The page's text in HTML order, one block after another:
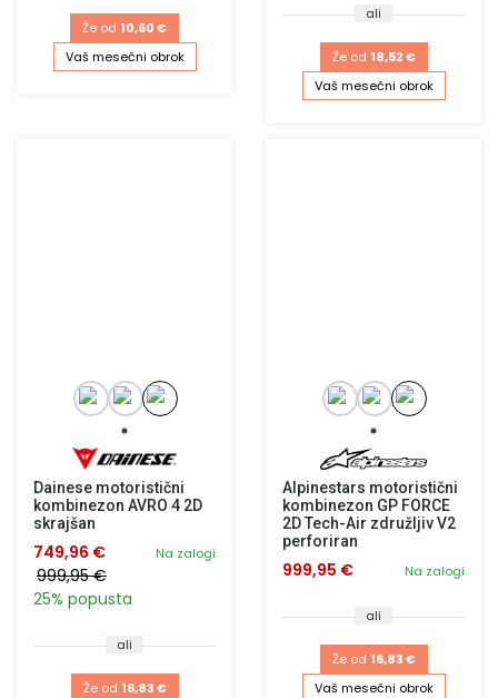
Že od 10,60 €
Vaš mesečni obrok
ali
Že od 18,52 €
Vaš mesečni obrok
Dainese motoristični
kombinezon AVRO 4 2D
skrajšan
Na zalogi
749,96 €
999,95 €
25% popusta
ali
Že od 16,83 €
Alpinestars motoristični
kombinezon GP FORCE
2D Tech-Air združljiv V2
perforiran
Na zalogi
999,95 €
ali
Že od 16,83 €
Vaš mesečni obrok